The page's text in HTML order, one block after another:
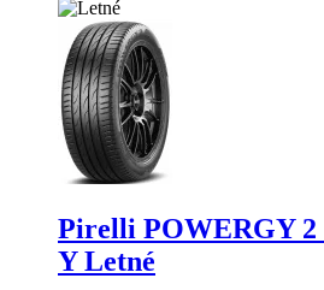
Pirelli POWERGY 2
Y Letné